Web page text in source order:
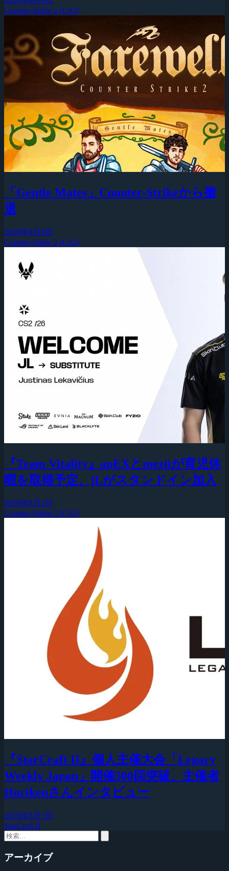
Counter-Strike 2 (CS2)
「Gentle Mates」Counter-Strikeから撤
退
2026年8月8日
Counter-Strike 2 (CS2)
『Team Vitality』apEXとmeziiが育児休
暇を取得予定、jLがスタンドイン加入
2026年8月5日
Counter-Strike 2 (CS2)
『StarCraft II』個人主催大会「Legacy
Weekly Japan」開催500回突破、主催者
Horikenさんインタビュー
2026年8月5日
StarCraft II
アーカイブ